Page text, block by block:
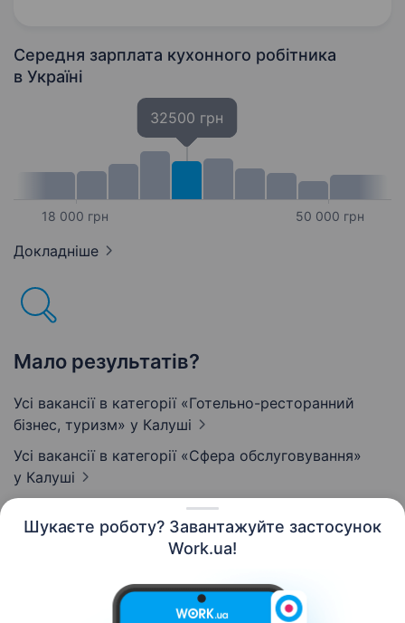
Шукаєте роботу? Завантажуйте застосунок
Work.ua!
Середня зарплата кухонного робітника
в Україні
18 000 грн
32500 грн
50 000 грн
Докладніше
Мало результатів?
Усі вакансії в категорії «Готельно-ресторанний
бізнес, туризм» у Калуші
Усі вакансії в категорії «Сфера обслуговування»
у Калуші